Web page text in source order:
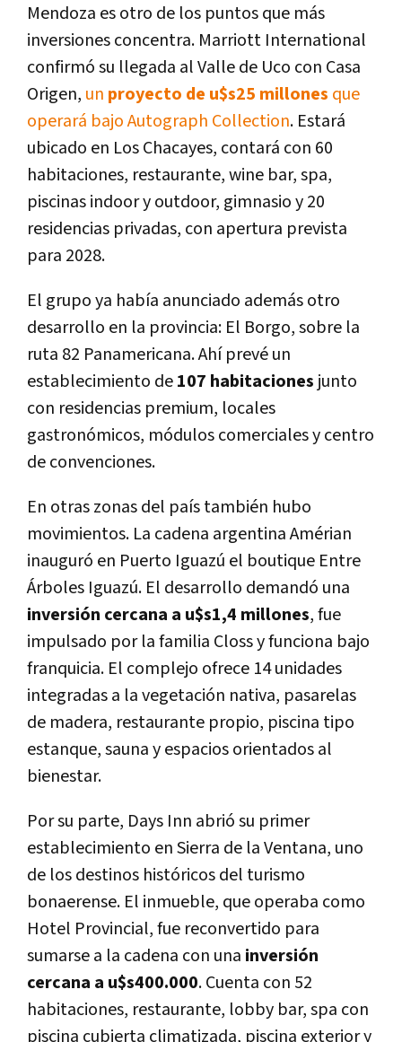
Mendoza es otro de los puntos que más
inversiones concentra. Marriott International
confirmó su llegada al Valle de Uco con Casa
Origen, un proyecto de u$s25 millones que
operará bajo Autograph Collection. Estará
ubicado en Los Chacayes, contará con 60
habitaciones, restaurante, wine bar, spa,
piscinas indoor y outdoor, gimnasio y 20
residencias privadas, con apertura prevista
para 2028.
El grupo ya había anunciado además otro
desarrollo en la provincia: El Borgo, sobre la
ruta 82 Panamericana. Ahí prevé un
establecimiento de107 habitaciones junto
con residencias premium, locales
gastronómicos, módulos comerciales y centro
de convenciones.
En otras zonas del país también hubo
movimientos. La cadena argentina Amérian
inauguró en Puerto Iguazú el boutique Entre
Árboles Iguazú. El desarrollo demandó una
inversión cercana a u$s1,4 millones, fue
impulsado por la familia Closs y funciona bajo
franquicia. El complejo ofrece 14 unidades
integradas a la vegetación nativa, pasarelas
de madera, restaurante propio, piscina tipo
estanque, sauna y espacios orientados al
bienestar.
Por su parte, Days Inn abrió su primer
establecimiento en Sierra de la Ventana, uno
de los destinos históricos del turismo
bonaerense. El inmueble, que operaba como
Hotel Provincial, fue reconvertido para
sumarse a la cadena con una inversión
cercana a u$s400.000. Cuenta con 52
habitaciones, restaurante, lobby bar, spa con
piscina cubierta climatizada, piscina exterior y